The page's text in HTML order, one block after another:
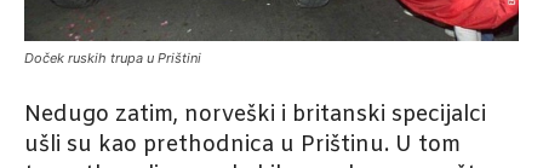
Doček ruskih trupa u Prištini
Nedugo zatim, norveški i britanski specijalci
ušli su kao prethodnica u Prištinu. U tom